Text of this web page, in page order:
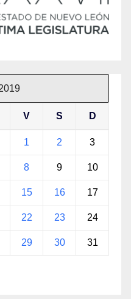
V S D
1 2 3
8 9 10
15 16 17
22 23 24
29 30 31